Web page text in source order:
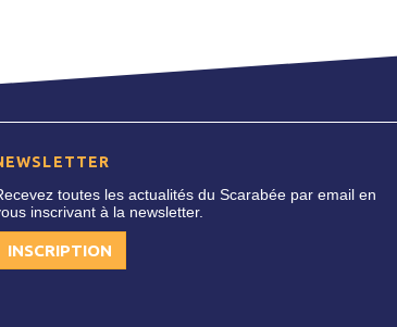
toutes les actualités du Scarabée par email en
inscrivant à la newsletter.
INSCRIPTION